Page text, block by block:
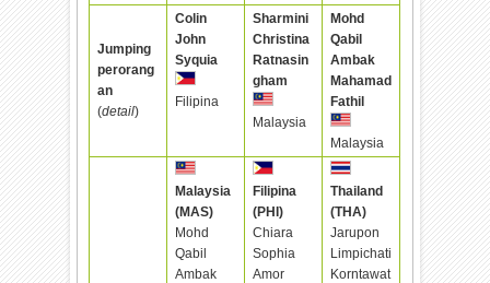
Jumping
perorang
an
(detail)
Colin
John
Syquia
Filipina
Sharmini
Christina
Ratnasin
gham
Malaysia
Mohd
Qabil
Ambak
Mahamad
Fathil
Malaysia
Malaysia
(MAS)
Mohd
Qabil
Ambak
Filipina
(PHI)
Chiara
Sophia
Amor
Thailand
(THA)
Jarupon
Limpichati
Korntawat